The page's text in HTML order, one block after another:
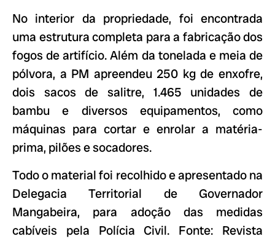
No interior da propriedade, foi encontrada
uma estrutura completa para a fabricação dos
fogos de artifício. Além da tonelada e meia de
pólvora, a PM apreendeu 250 kg de enxofre,
dois sacos de salitre, 1.465 unidades de
bambu e diversos equipamentos, como
máquinas para cortar e enrolar a matéria-
prima, pilões e socadores.
Todo o material foi recolhido e apresentado na
Delegacia Territorial de Governador
Mangabeira, para adoção das medidas
cabíveis pela Polícia Civil. Fonte: Revista